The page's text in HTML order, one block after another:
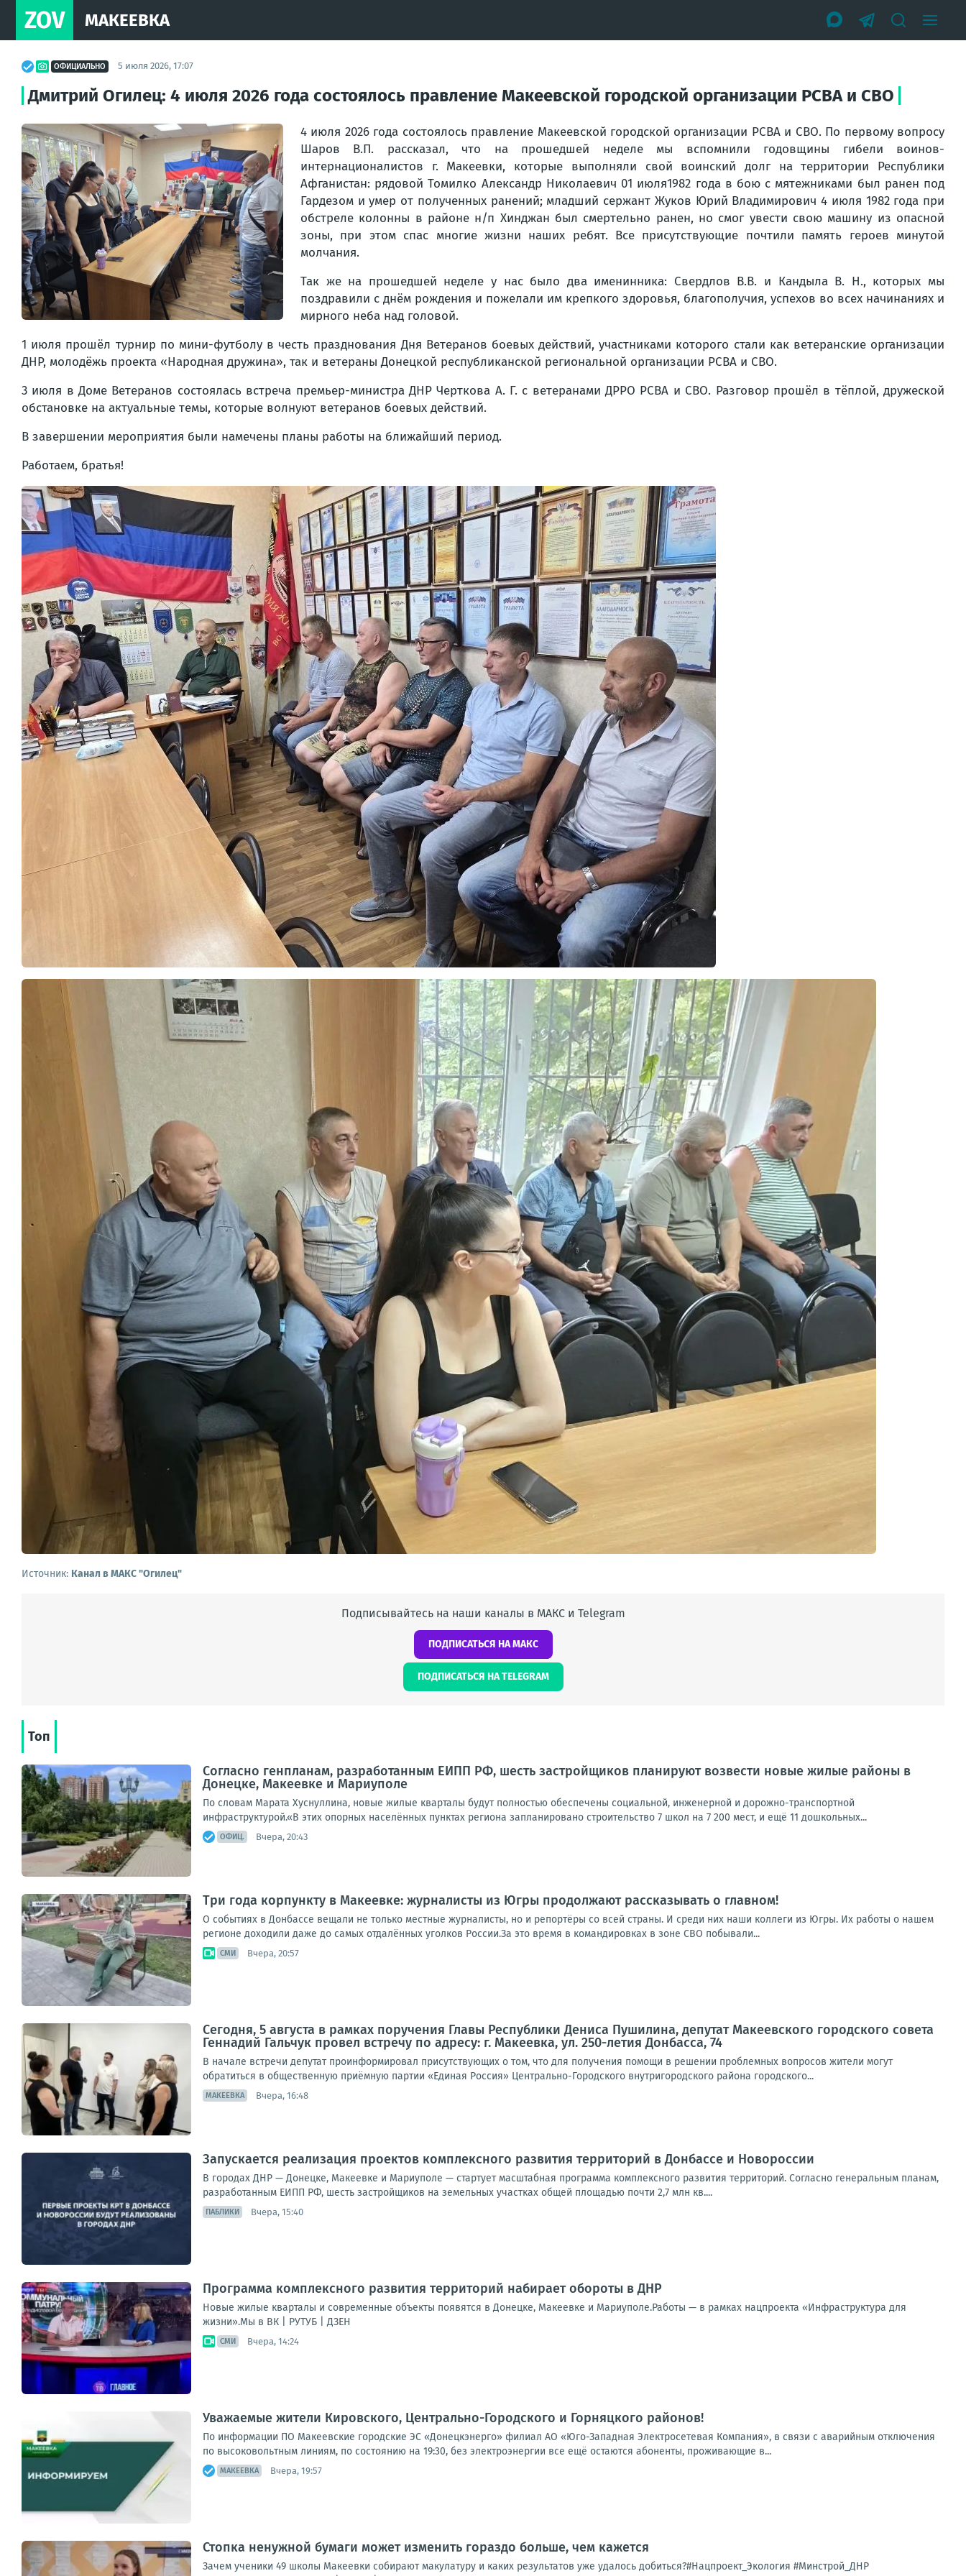
ZOV МАКЕЕВКА
ОФИЦИАЛЬНО 5 июля 2026, 17:07
Дмитрий Огилец: 4 июля 2026 года состоялось правление Макеевской городской организации РСВА и СВО
4 июля 2026 года состоялось правление Макеевской городской организации РСВА и СВО. По первому вопросу
Шаров В.П. рассказал, что на прошедшей неделе мы вспомнили годовщины гибели воинов-
интернационалистов г. Макеевки, которые выполняли свой воинский долг на территории Республики
Афганистан: рядовой Томилко Александр Николаевич 01 июля1982 года в бою с мятежниками был ранен под
Гардезом и умер от полученных ранений; младший сержант Жуков Юрий Владимирович 4 июля 1982 года при
обстреле колонны в районе н/п Хинджан был смертельно ранен, но смог увести свою машину из опасной
зоны, при этом спас многие жизни наших ребят. Все присутствующие почтили память героев минутой
молчания.
Так же на прошедшей неделе у нас было два именинника: Свердлов В.В. и Кандыла В. Н., которых мы
поздравили с днём рождения и пожелали им крепкого здоровья, благополучия, успехов во всех начинаниях и
мирного неба над головой.
1 июля прошёл турнир по мини-футболу в честь празднования Дня Ветеранов боевых действий, участниками которого стали как ветеранские организации
ДНР, молодёжь проекта «Народная дружина», так и ветераны Донецкой республиканской региональной организации РСВА и СВО.
3 июля в Доме Ветеранов состоялась встреча премьер-министра ДНР Черткова А. Г. с ветеранами ДРРО РСВА и СВО. Разговор прошёл в тёплой, дружеской
обстановке на актуальные темы, которые волнуют ветеранов боевых действий.
В завершении мероприятия были намечены планы работы на ближайший период.
Работаем, братья!
Источник: Канал в МАКС "Огилец"
Подписывайтесь на наши каналы в МАКС и Telegram
ПОДПИСАТЬСЯ НА МАКС
ПОДПИСАТЬСЯ НА TELEGRAM
Топ
Согласно генпланам, разработанным ЕИПП РФ, шесть застройщиков планируют возвести новые жилые районы в
Донецке, Макеевке и Мариуполе
По словам Марата Хуснуллина, новые жилые кварталы будут полностью обеспечены социальной, инженерной и дорожно-транспортной
инфраструктурой.«В этих опорных населённых пунктах региона запланировано строительство 7 школ на 7 200 мест, и ещё 11 дошкольных...
ОФИЦ. Вчера, 20:43
Три года корпункту в Макеевке: журналисты из Югры продолжают рассказывать о главном!
О событиях в Донбассе вещали не только местные журналисты, но и репортёры со всей страны. И среди них наши коллеги из Югры. Их работы о нашем
регионе доходили даже до самых отдалённых уголков России.За это время в командировках в зоне СВО побывали...
СМИ Вчера, 20:57
Сегодня, 5 августа в рамках поручения Главы Республики Дениса Пушилина, депутат Макеевского городского совета
Геннадий Гальчук провел встречу по адресу: г. Макеевка, ул. 250-летия Донбасса, 74
В начале встречи депутат проинформировал присутствующих о том, что для получения помощи в решении проблемных вопросов жители могут
обратиться в общественную приёмную партии «Единая Россия» Центрально-Городского внутригородского района городского...
МАКЕЕВКА Вчера, 16:48
Запускается реализация проектов комплексного развития территорий в Донбассе и Новороссии
В городах ДНР — Донецке, Макеевке и Мариуполе — стартует масштабная программа комплексного развития территорий. Согласно генеральным планам,
разработанным ЕИПП РФ, шесть застройщиков на земельных участках общей площадью почти 2,7 млн кв....
ПАБЛИКИ Вчера, 15:40
Программа комплексного развития территорий набирает обороты в ДНР
Новые жилые кварталы и современные объекты появятся в Донецке, Макеевке и Мариуполе.Работы — в рамках нацпроекта «Инфраструктура для
жизни».Мы в ВК | РУТУБ | ДЗЕН
СМИ Вчера, 14:24
Уважаемые жители Кировского, Центрально-Городского и Горняцкого районов!
По информации ПО Макеевские городские ЭС «Донецкэнерго» филиал АО «Юго-Западная Электросетевая Компания», в связи с аварийным отключения
по высоковольтным линиям, по состоянию на 19:30, без электроэнергии все ещё остаются абоненты, проживающие в...
МАКЕЕВКА Вчера, 19:57
Стопка ненужной бумаги может изменить гораздо больше, чем кажется
Зачем ученики 49 школы Макеевки собирают макулатуру и каких результатов уже удалось добиться?#Нацпроект_Экология #Минстрой_ДНР